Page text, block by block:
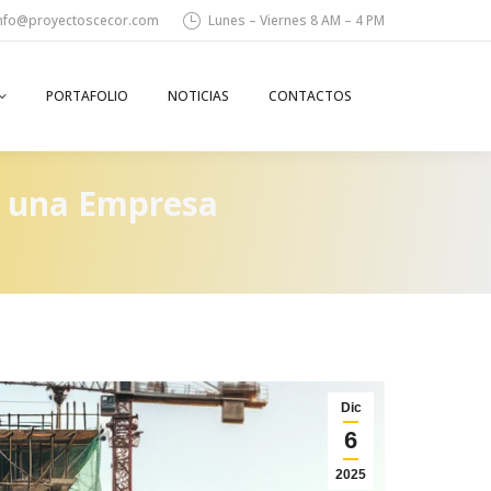
Lunes – Viernes 8 AM – 4 PM
PORTAFOLIO NOTICIAS CONTACTOS
Empresa
Dic
6
2025